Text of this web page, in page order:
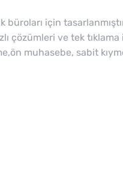
için
çözümleri ve tek
muhasebe, sabit